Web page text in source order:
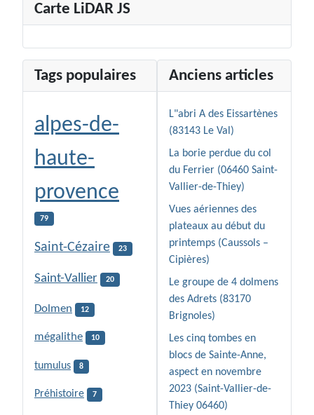
Carte LiDAR JS
Tags populaires
alpes-de-
haute-
provence
79
Saint-Cézaire 23
Saint-Vallier 20
Dolmen 12
mégalithe 10
tumulus 8
Préhistoire 7
Anciens articles
L"abri A des Eissartènes
(83143 Le Val)
La borie perdue du col
du Ferrier (06460 Saint-
Vallier-de-Thiey)
Vues aériennes des
plateaux au début du
printemps (Caussols –
Cipières)
Le groupe de 4 dolmens
des Adrets (83170
Brignoles)
Les cinq tombes en
blocs de Sainte-Anne,
aspect en novembre
2023 (Saint-Vallier-de-
Thiey 06460)